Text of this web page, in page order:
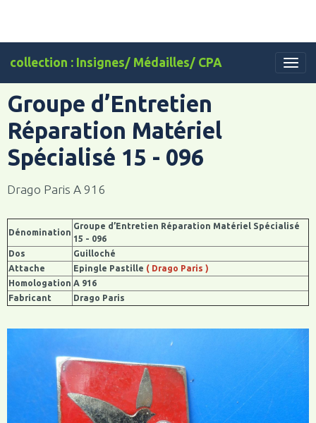
collection : Insignes/ Médailles/ CPA
Groupe d’Entretien
Réparation Matériel
Spécialisé 15 - 096
Drago Paris A 916
Dénomination
Groupe d’Entretien Réparation Matériel Spécialisé
15 - 096
Dos
Guilloché
Attache
Epingle Pastille ( Drago Paris )
Homologation A 916
Fabricant
Drago Paris